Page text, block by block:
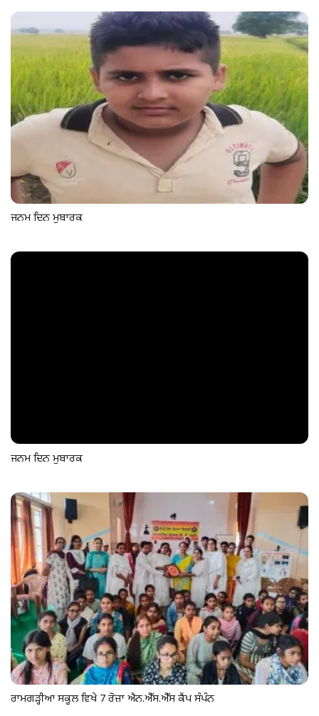
ਜਨਮ ਦਿਨ ਮੁਬਾਰਕ
ਜਨਮ ਦਿਨ ਮੁਬਾਰਕ
ਰਾਮਗੜ੍ਹੀਆ ਸਕੂਲ ਵਿਖੇ 7 ਰੋਜ਼ਾ ਐਨ.ਐੱਸ.ਐੱਸ ਕੈੰਪ ਸੰਪੰਨ